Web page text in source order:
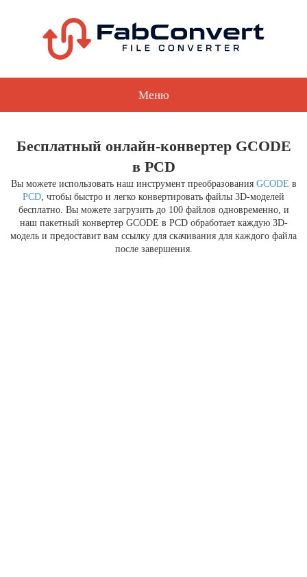
Меню
Бесплатный онлайн-конвертер GCODE
в PCD
Вы можете использовать наш инструмент преобразования GCODE в
PCD, чтобы быстро и легко конвертировать файлы 3D-моделей
бесплатно. Вы можете загрузить до 100 файлов одновременно, и
наш пакетный конвертер GCODE в PCD обработает каждую 3D-
модель и предоставит вам ссылку для скачивания для каждого файла
после завершения.